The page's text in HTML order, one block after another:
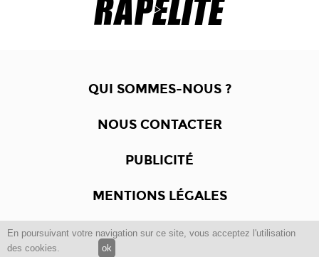
En poursuivant votre navigation sur ce site, vous acceptez l'utilisation
des cookies.
ok
QUI SOMMES-NOUS ?
NOUS CONTACTER
PUBLICITÉ
MENTIONS LÉGALES
Copyright © 2012 -2017Dewalgo- Tous droits réservés.